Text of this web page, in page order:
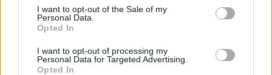
consent section.
I want to opt-out of the Sale of my
Personal Data.
Opted In
I want to opt-out of processing my
Personal Data for Targeted Advertising.
Opted In